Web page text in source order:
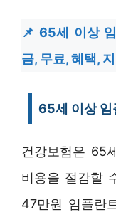
65세 이상
금, 무료, 혜택,
65세 이상 임
건강보험은 65
비용을 절감할
47만원 임플란